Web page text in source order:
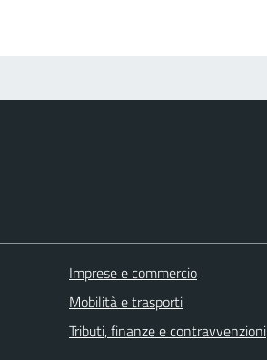
Imprese e commercio
Mobilità e trasporti
Tributi, finanze e contravvenzioni